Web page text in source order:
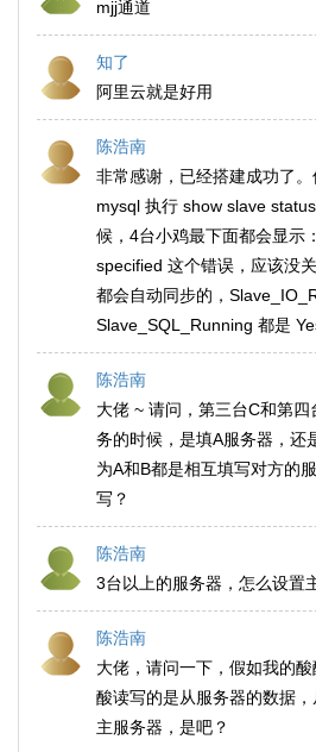
mjj通道
知了
阿里云就是好用
陈浩南
非常感谢，已经搭建成功了
mysql 执行 show slave
候，4台小鸡最下面都会显示
specified 这个错误，应该没
都会自动同步的，
Slave_SQL_Running 都是
陈浩南
大佬 ~ 请问，第三台C和第
务的时候，是填A服务器，还
为A和B都是相互填写对方的
写？
陈浩南
3台以上的服务器，怎么设置
陈浩南
大佬，请问一下，假如我的
酸读写的是从服务器的数据
主服务器，是吧？